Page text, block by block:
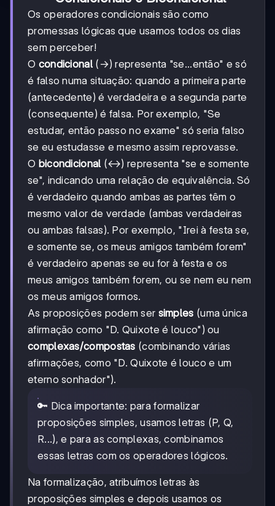
Os operadores condicionais são como
promessas lógicas que usamos todos os dias
sem perceber!
O condicional(→) representa "se...então" e só
é falso numa situação: quando a primeira parte
(antecedente) é verdadeira e a segunda parte
(consequente) é falsa. Por exemplo, "Se
estudar, então passo no exame" só seria falso
se eu estudasse e mesmo assim reprovasse.
O bicondicional (↔) representa "se e somente
se", indicando uma relação de equivalência. Só
é verdadeiro quando ambas as partes têm o
mesmo valor de verdade (ambas verdadeiras
ou ambas falsas). Por exemplo, "Irei à festa se,
e somente se, os meus amigos também forem"
é verdadeiro apenas se eu for à festa e os
meus amigos também forem, ou se nem eu nem
os meus amigos formos.
As proposições podem ser simples (uma única
afirmação como "D. Quixote é louco") ou
complexas/compostas (combinando várias
afirmações, como "D. Quixote é louco e um
eterno sonhador").
🔑 Dica importante: para formalizar
proposições simples, usamos letras (P, Q,
R...), e para as complexas, combinamos
essas letras com os operadores lógicos.
Na formalização, atribuímos letras às
proposições simples e depois usamos os